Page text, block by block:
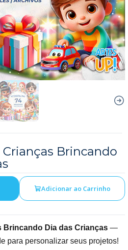
Brincando
Adicionar ao Carrinho
Brincando Dia das Crianças —
para personalizar seus projetos!